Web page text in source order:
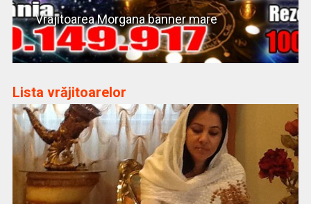
Vrajitoarea Morgana banner mare
Lista vrăjitoarelor